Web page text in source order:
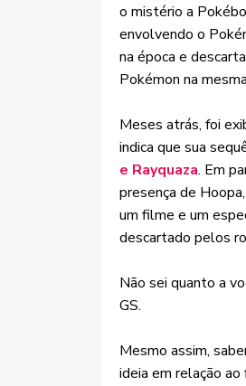
o mistério a
envolvendo o
na época e
Pokémon na
Meses atrás, foi
indica que sua
e Rayquaza. Em
presença de
um filme e um
descartado pelos
Não sei quanto a
GS.
Mesmo assim,
ideia em relação